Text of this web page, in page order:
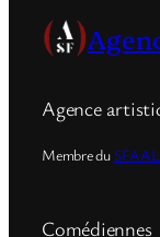
Agence
Membre du SFAAL
Comédiennes